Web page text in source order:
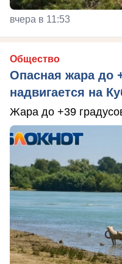
вчера в 11:53
Общество
Опасная жара до
надвигается на
Жара до +39